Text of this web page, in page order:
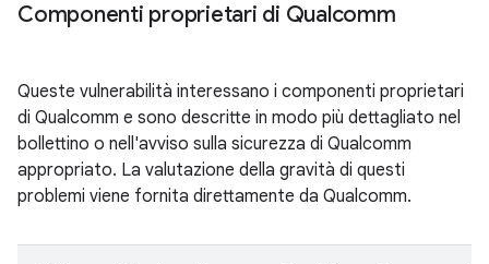
Componenti proprietari di Qualcomm
Queste vulnerabilità interessano i componenti proprietari
di Qualcomm e sono descritte in modo più dettagliato nel
bollettino o nell'avviso sulla sicurezza di Qualcomm
appropriato. La valutazione della gravità di questi
problemi viene fornita direttamente da Qualcomm.